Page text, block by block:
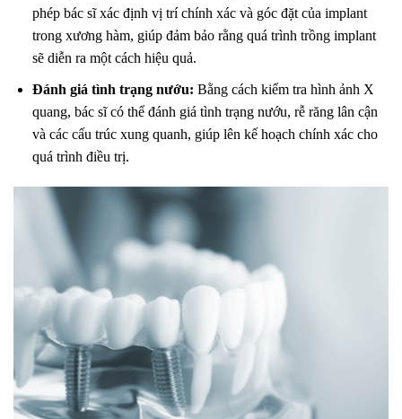
phép bác sĩ xác định vị trí chính xác và góc đặt của implant
trong xương hàm, giúp đảm bảo rằng quá trình trồng implant
sẽ diễn ra một cách hiệu quả.
Đánh giá tình trạng nướu: Bằng cách kiểm tra hình ảnh X
quang, bác sĩ có thể đánh giá tình trạng nướu, rễ răng lân cận
và các cấu trúc xung quanh, giúp lên kế hoạch chính xác cho
quá trình điều trị.